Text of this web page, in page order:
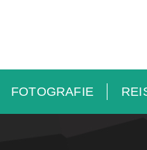
FOTOGRAFIE